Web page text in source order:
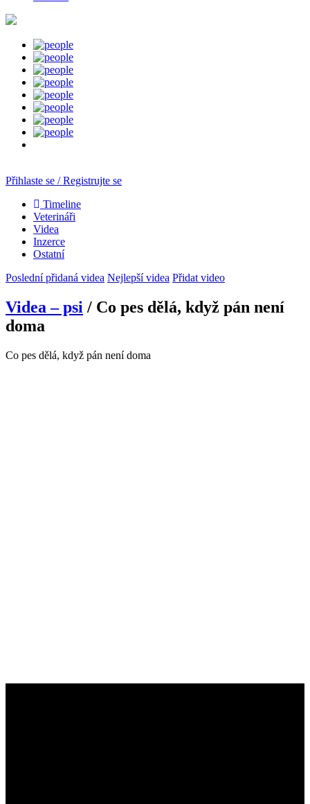
Přihlaste se / Registrujte se
Timeline
Veterináři
Videa
Inzerce
Ostatní
Poslední přidaná videa Nejlepší videa Přidat video
Videa – psi / Co pes dělá, když pán není
doma
Co pes dělá, když pán není doma